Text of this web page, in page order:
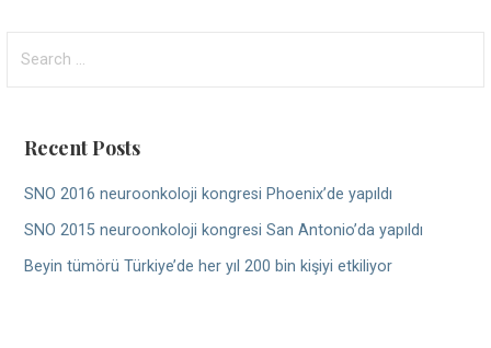
for:
Recent Posts
SNO 2016 neuroonkoloji kongresi Phoenix’de yapıldı
SNO 2015 neuroonkoloji kongresi San Antonio’da yapıldı
Beyin tümörü Türkiye’de her yıl 200 bin kişiyi etkiliyor